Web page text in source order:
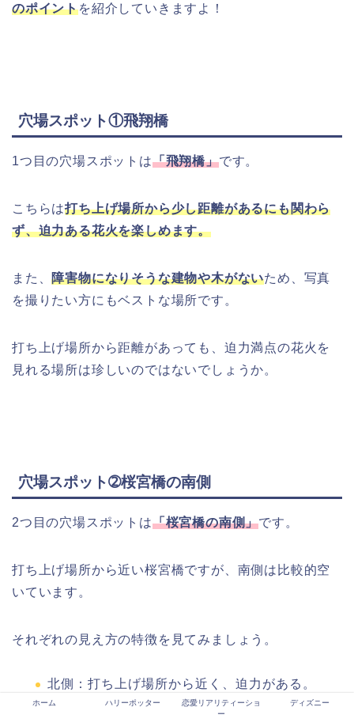
のポイントを紹介していきますよ！
穴場スポット①飛翔橋
1つ目の穴場スポットは「飛翔橋」です。
こちらは打ち上げ場所から少し距離があるにも関わら
ず、迫力ある花火を楽しめます。
また、障害物になりそうな建物や木がないため、写真
を撮りたい方にもベストな場所です。
打ち上げ場所から距離があっても、迫力満点の花火を
見れる場所は珍しいのではないでしょうか。
穴場スポット➁桜宮橋の南側
2つ目の穴場スポットは「桜宮橋の南側」です。
打ち上げ場所から近い桜宮橋ですが、南側は比較的空
いています。
それぞれの見え方の特徴を見てみましょう。
北側：打ち上げ場所から近く、迫力がある。
南側：
造幣局前で上がる仕掛け花火は見える
ホーム ハリーポッター
恋愛リアリティーショ
ー
ディズニー